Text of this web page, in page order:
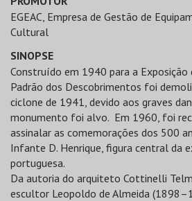
EGEAC, Empresa de Gestão de
Cultural
SINOPSE
Construído em 1940 para a Exposição
Padrão dos Descobrimentos foi
ciclone de 1941, devido aos graves
monumento foi alvo. Em 1960, foi
assinalar as comemorações dos 500
Infante D. Henrique, figura central da
portuguesa.
Da autoria do arquiteto Cottinelli
escultor Leopoldo de Almeida